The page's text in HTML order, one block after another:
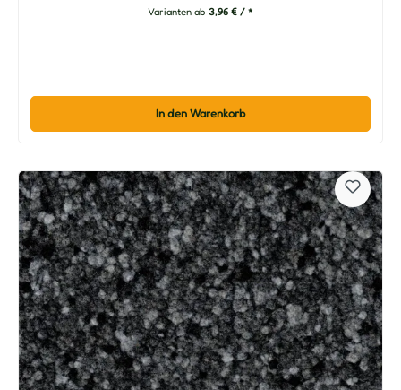
Varianten ab 3,96 € / *
In den Warenkorb